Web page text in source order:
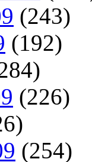
(243)
(192)
(226)
(254)